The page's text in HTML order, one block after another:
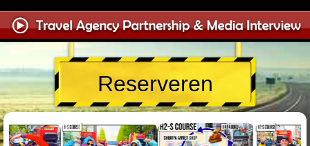
Reserveren